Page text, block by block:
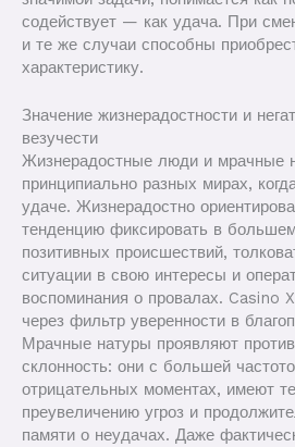
содействует — как удача. При
и те же случаи способны
характеристику.
Значение жизнерадостности и
везучести
Жизнерадостные люди и мрачные
принципиально разных мирах,
удаче. Жизнерадостно
тенденцию фиксировать в
позитивных происшествий,
ситуации в свою интересы и
воспоминания о провалах. Casino
через фильтр уверенности в
Мрачные натуры проявляют
склонность: они с большей
отрицательных моментах, имеют
преувеличению угроз и
памяти о неудачах. Даже